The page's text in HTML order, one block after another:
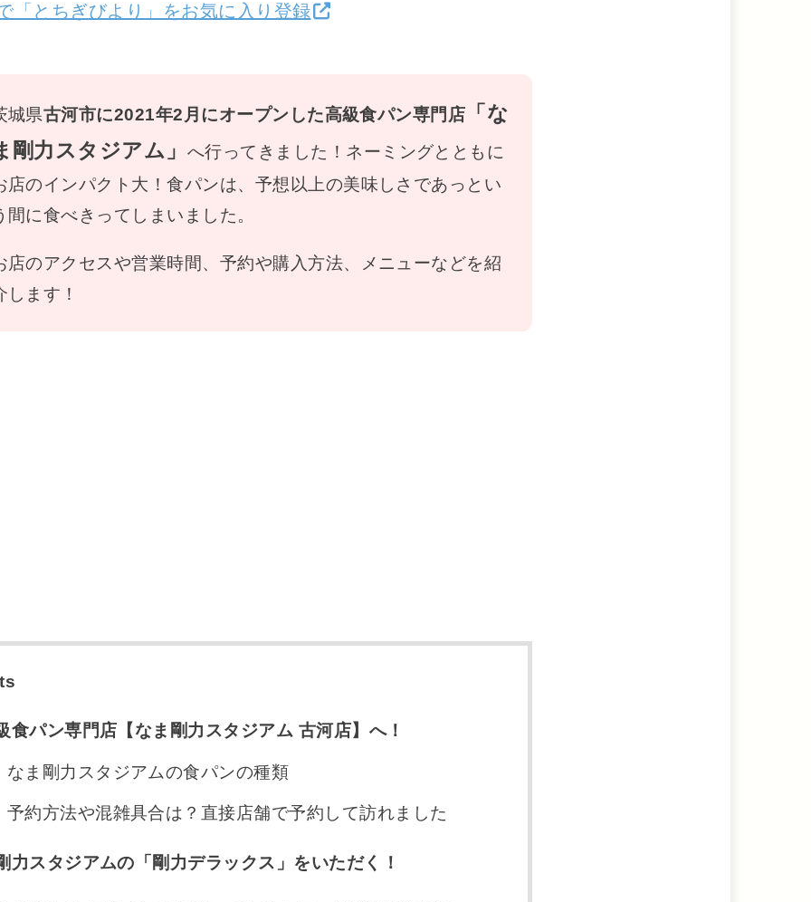
「とちぎびより」をお気に入り登録
城県古河市に2021年2月にオープンした高級食パン専門店
「な
剛力スタジアム」
へ行ってきました！ネーミングとともに
店のインパクト大！食パンは、予想以上の美味しさであっとい
間に食べきってしまいました。
店のアクセスや営業時間、予約や購入方法、メニューなどを紹
します！
食パン専門店【なま剛力スタジアム 古河店】へ！
なま剛力スタジアムの食パンの種類
予約方法や混雑具合は？直接店舗で予約して訪れました
力スタジアムの「剛力デラックス」をいただく！